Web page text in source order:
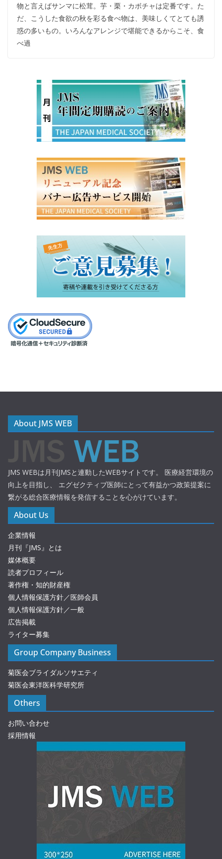
物と言えばサンマに松茸。芋・栗・カボチャは定番です。た
だ、こうした食欲の秋を彩る食べ物は、美味しくてとても誘
惑の多いもの。いろんなアレンジで堪能できるからこそ、食
べ過
About JMS WEB
JMS WEBは月刊JMSと連動したWEBサイトです。 医療経営環境の
向上を目指し、 エグゼクティブ医師にとって有益かつ政策提案に
繋がる総合医療情報を発信することを心がけています。
About Us
企業情報
月刊『JMS』とは
媒体概要
読者プロフィール
著作権・知的財産権
個人情報保護方針／医師会員
個人情報保護方針／一般
広告掲載
ライター募集
Group Company Business
菊医会ブライダルソサエティ
菊医会東洋医科学研究所
Others
お問い合わせ
採用情報